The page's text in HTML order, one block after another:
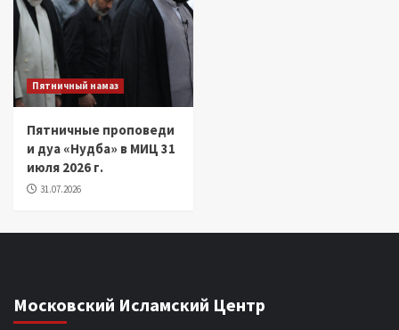
Пятничный намаз
Пятничные проповеди
и дуа «Нудба» в МИЦ 31
июля 2026 г.
31.07.2026
Московский Исламский Центр